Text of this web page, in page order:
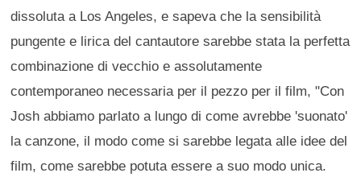
dissoluta a Los Angeles, e sapeva che la sensibilità
pungente e lirica del cantautore sarebbe stata la perfetta
combinazione di vecchio e assolutamente
contemporaneo necessaria per il pezzo per il film, "Con
Josh abbiamo parlato a lungo di come avrebbe 'suonato'
la canzone, il modo come si sarebbe legata alle idee del
film, come sarebbe potuta essere a suo modo unica.